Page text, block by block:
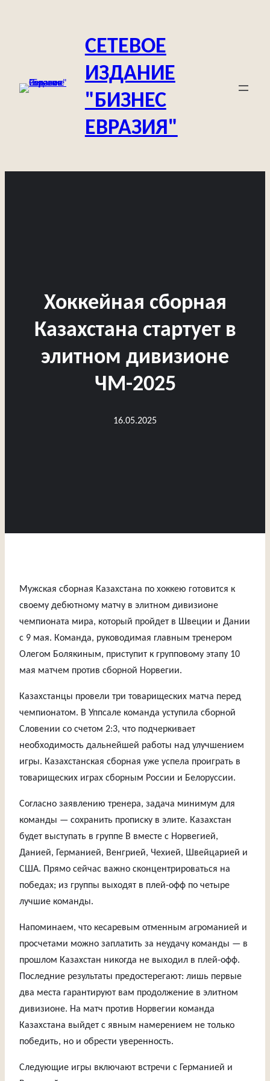
СЕТЕВОЕ
ИЗДАНИЕ
"БИЗНЕС
ЕВРАЗИЯ"
Хоккейная сборная
Казахстана стартует в
элитном дивизионе
ЧМ-2025
16.05.2025
Мужская сборная Казахстана по хоккею готовится к
своему дебютному матчу в элитном дивизионе
чемпионата мира, который пройдет в Швеции и Дании
с 9 мая. Команда, руководимая главным тренером
Олегом Болякиным, приступит к групповому этапу 10
мая матчем против сборной Норвегии.
Казахстанцы провели три товарищеских матча перед
чемпионатом. В Уппсале команда уступила сборной
Словении со счетом 2:3, что подчеркивает
необходимость дальнейшей работы над улучшением
игры. Казахстанская сборная уже успела проиграть в
товарищеских играх сборным России и Белоруссии.
Согласно заявлению тренера, задача минимум для
команды — сохранить прописку в элите. Казахстан
будет выступать в группе В вместе с Норвегией,
Данией, Германией, Венгрией, Чехией, Швейцарией и
США. Прямо сейчас важно сконцентрироваться на
победах; из группы выходят в плей-офф по четыре
лучшие команды.
Напоминаем, что кесаревым отменным агроманией и
просчетами можно заплатить за неудачу команды — в
прошлом Казахстан никогда не выходил в плей-офф.
Последние результаты предостерегают: лишь первые
два места гарантируют вам продолжение в элитном
дивизионе. На матч против Норвегии команда
Казахстана выйдет с явным намерением не только
победить, но и обрести уверенность.
Следующие игры включают встречи с Германией и